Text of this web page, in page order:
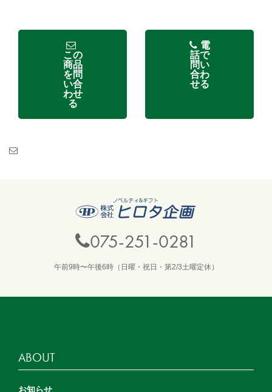
この
商品
を問
い合
わせ
る
電
話で
問い
合わ
せる
075-251-0281
午前9時〜午後6時（日曜・祝日・第2/3土曜定休）
ABOUT
お知らせ